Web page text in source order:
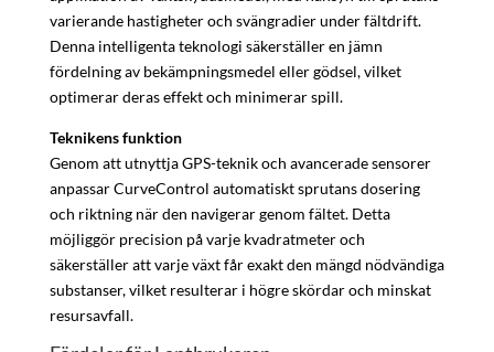
varierande hastigheter och svängradier under fältdrift.
Denna intelligenta teknologi säkerställer en jämn
fördelning av bekämpningsmedel eller gödsel, vilket
optimerar deras effekt och minimerar spill.
Teknikens funktion
Genom att utnyttja GPS-teknik och avancerade sensorer
anpassar CurveControl automatiskt sprutans dosering
och riktning när den navigerar genom fältet. Detta
möjliggör precision på varje kvadratmeter och
säkerställer att varje växt får exakt den mängd nödvändiga
substanser, vilket resulterar i högre skördar och minskat
resursavfall.